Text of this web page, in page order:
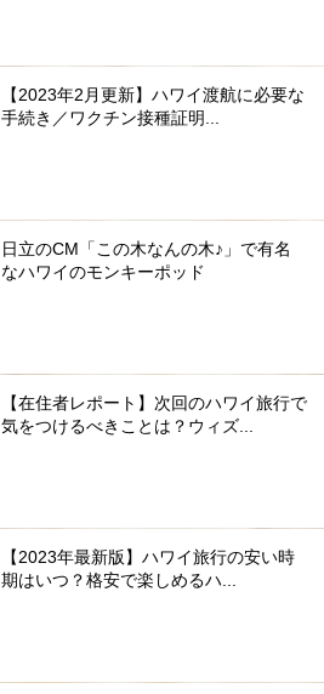
【2023年2月更新】ハワイ渡航に必要な
手続き／ワクチン接種証明...
日立のCM「この木なんの木♪」で有名
なハワイのモンキーポッド
【在住者レポート】次回のハワイ旅行で
気をつけるべきことは？ウィズ...
【2023年最新版】ハワイ旅行の安い時
期はいつ？格安で楽しめるハ...